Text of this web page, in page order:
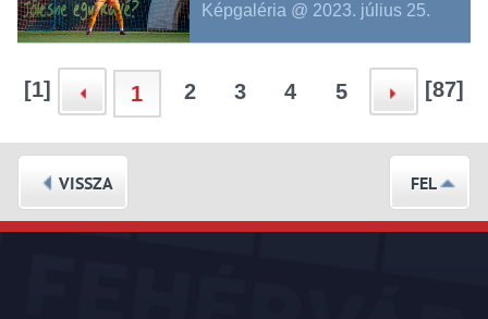
Képgaléria @ 2023. július 25.
[1] 1 2 3 4 5 [87]
VISSZA FEL